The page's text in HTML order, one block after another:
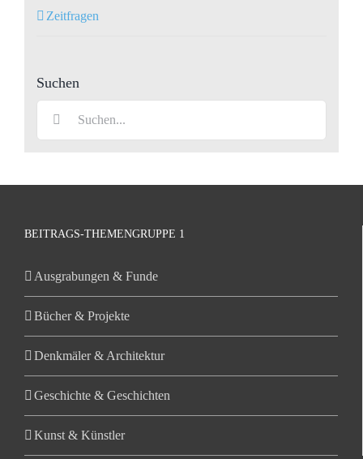
Zeitfragen
Suchen
BEITRAGS-THEMENGRUPPE 1
Ausgrabungen & Funde
Bücher & Projekte
Denkmäler & Architektur
Geschichte & Geschichten
Kunst & Künstler